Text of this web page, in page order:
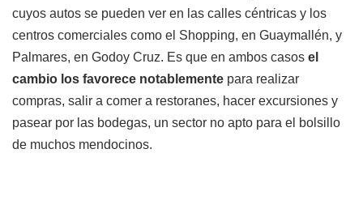
cuyos autos se pueden ver en las calles céntricas y los
centros comerciales como el Shopping, en Guaymallén, y
Palmares, en Godoy Cruz. Es que en ambos casos el
cambio los favorece notablemente para realizar
compras, salir a comer a restoranes, hacer excursiones y
pasear por las bodegas, un sector no apto para el bolsillo
de muchos mendocinos.